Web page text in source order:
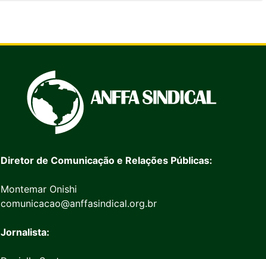
Diretor de Comunicação e Relações Públicas:
Montemar Onishi
comunicacao@anffasindical.org.br
Jornalista: